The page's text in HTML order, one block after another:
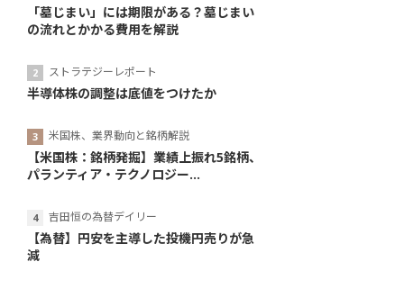
「墓じまい」には期限がある？墓じまい
の流れとかかる費用を解説
ストラテジーレポート
半導体株の調整は底値をつけたか
米国株、業界動向と銘柄解説
【米国株：銘柄発掘】業績上振れ5銘柄、
パランティア・テクノロジー...
吉田恒の為替デイリー
【為替】円安を主導した投機円売りが急
減